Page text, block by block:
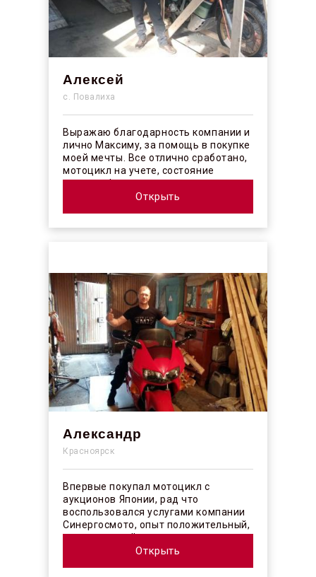
Алексей
с. Повалиха
Выражаю благодарность компании и
лично Максиму, за помощь в покупке
моей мечты. Все отлично сработано,
мотоцикл на учете, состояние
отличное! ...
Открыть
Александр
Красноярск
Впервые покупал мотоцикл с
аукционов Японии, рад что
воспользовался услугами компании
Синергосмото, опыт положительный,
коллектив действительно
профессионалы своего ...
Открыть